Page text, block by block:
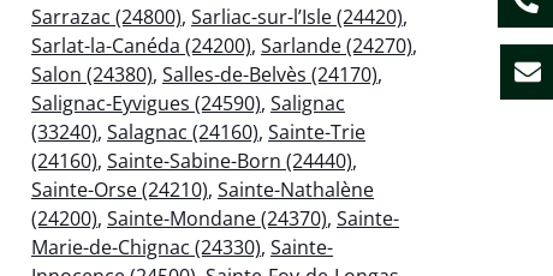
Sarrazac (24800), Sarliac-sur-l’Isle (24420),
Sarlat-la-Canéda (24200), Sarlande (24270),
Salon (24380), Salles-de-Belvès (24170),
Salignac-Eyvigues (24590), Salignac
(33240), Salagnac (24160), Sainte-Trie
(24160), Sainte-Sabine-Born (24440),
Sainte-Orse (24210), Sainte-Nathalène
(24200), Sainte-Mondane (24370), Sainte-
Marie-de-Chignac (24330), Sainte-